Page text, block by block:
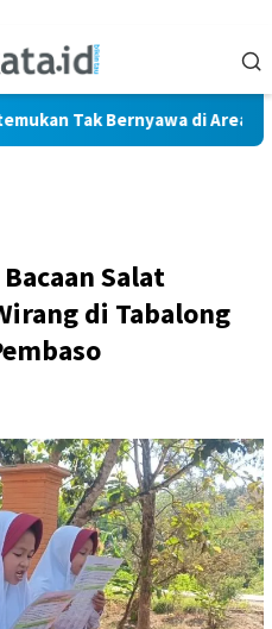
Tak Bernyawa di Area
Salat
di Tabalong